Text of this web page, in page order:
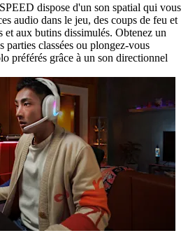
dispose d'un son spatial qui vous
audio dans le jeu, des coups de feu et
et aux butins dissimulés. Obtenez un
parties classées ou plongez-vous
préférés grâce à un son directionnel